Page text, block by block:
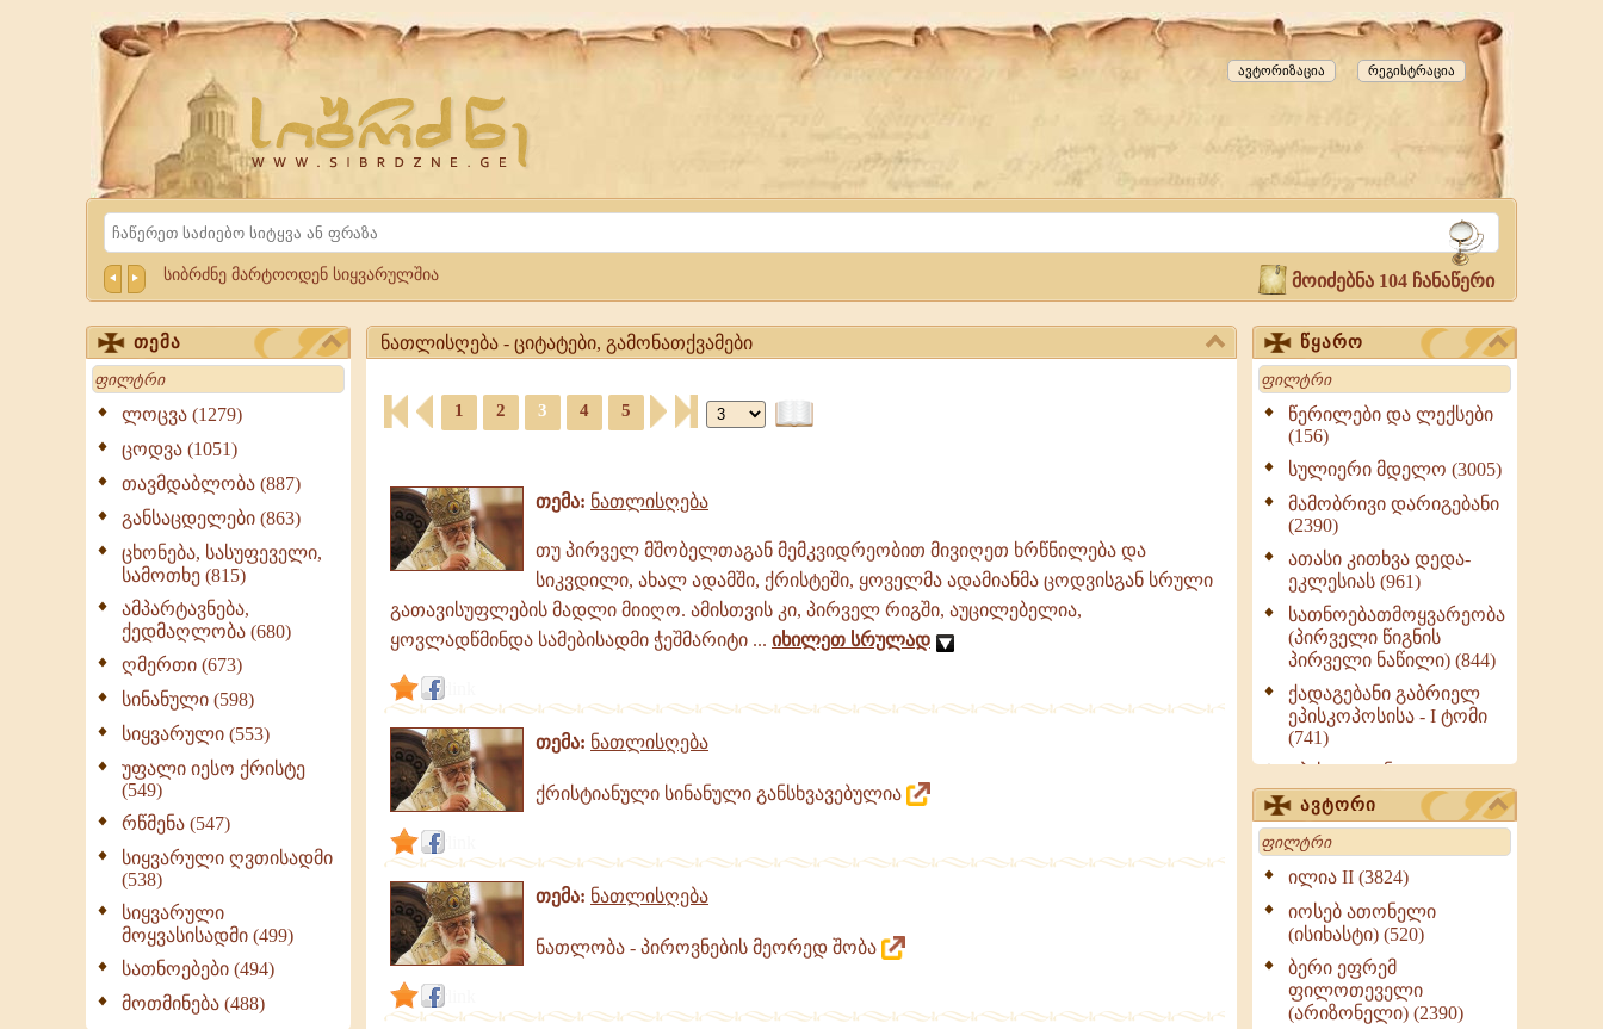
Website
Sibrdzne.ge
რეგისტრაცია
ავტორიზაცია
Search
სიბრძნე მარტოოდენ სიყვარულშია
მოიძებნა 104 ჩანაწერი
თემა
Search
ლოცვა (1279)
ცოდვა (1051)
თავმდაბლობა (887)
განსაცდელები (863)
ცხონება, სასუფეველი,
სამოთხე (815)
ამპარტავნება,
ქედმაღლობა (680)
ღმერთი (673)
სინანული (598)
სიყვარული (553)
უფალი იესო ქრისტე
(549)
რწმენა (547)
სიყვარული ღვთისადმი
(538)
სიყვარული
მოყვასისადმი (499)
სათნოებები (494)
მოთმინება (488)
ნათლისღება - ციტატები, გამონათქვამები
ციტატები,
გამონათქვამები,
ციტატები
გამონათქვამები
1 2 3 4 5
თემა: ნათლისღება
თუ პირველ მშობელთაგან მემკვიდრეობით მივიღეთ ხრწნილება და
სიკვდილი, ახალ ადამში, ქრისტეში, ყოველმა ადამიანმა ცოდვისგან სრული
გათავისუფლების მადლი მიიღო. ამისთვის კი, პირველ რიგში, აუცილებელია,
ყოვლადწმინდა სამებისადმი ჭეშმარიტი ... იხილეთ სრულად
თემა: ნათლისღება
ქრისტიანული სინანული განსხვავებულია
თემა: ნათლისღება
ნათლობა - პიროვნების მეორედ შობა
წყარო
Search
წერილები და ლექსები
(156)
სულიერი მდელო (3005)
მამობრივი დარიგებანი
(2390)
ათასი კითხვა დედა-
ეკლესიას (961)
სათნოებათმოყვარეობა
(პირველი წიგნის
პირველი ნაწილი) (844)
ქადაგებანი გაბრიელ
ეპისკოპოსისა - I ტომი
(741)
ეპისტოლენი,
ქადაგებანი, სიტყვანი
(ნაწილი III) (723)
მოძღვრის ძალზე
სასარგებლო რჩევები
მრევლისათვის (545)
Wisdomge (514)
ქადაგებანი გაბრიელ
ეპისკოპოსისა - II ტომი
(370)
ავტორი
Search
ილია II (3824)
იოსებ ათონელი
(ისიხასტი) (520)
ბერი ეფრემ
ფილოთეველი
(არიზონელი) (2390)